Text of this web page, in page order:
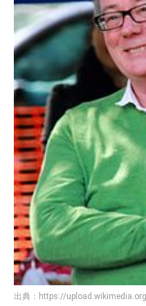
出典： https://upload.wikimedia.org